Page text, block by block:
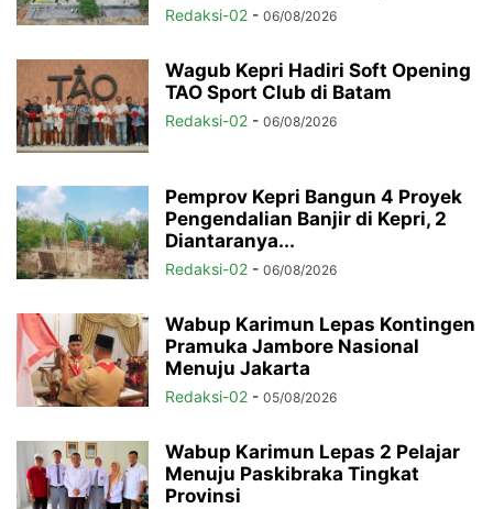
Redaksi-02 - 06/08/2026
Wagub Kepri Hadiri Soft Opening
TAO Sport Club di Batam
Redaksi-02 - 06/08/2026
Pemprov Kepri Bangun 4 Proyek
Pengendalian Banjir di Kepri, 2
Diantaranya...
Redaksi-02 - 06/08/2026
Wabup Karimun Lepas Kontingen
Pramuka Jambore Nasional
Menuju Jakarta
Redaksi-02 - 05/08/2026
Wabup Karimun Lepas 2 Pelajar
Menuju Paskibraka Tingkat
Provinsi